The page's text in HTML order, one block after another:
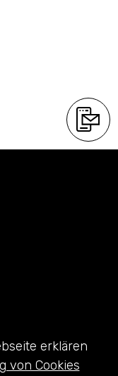
erklären
von Cookies